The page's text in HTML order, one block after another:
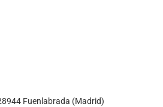
Fuenlabrada (Madrid)